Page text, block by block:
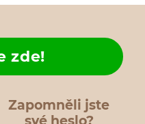
Zapomněli jste
zde!